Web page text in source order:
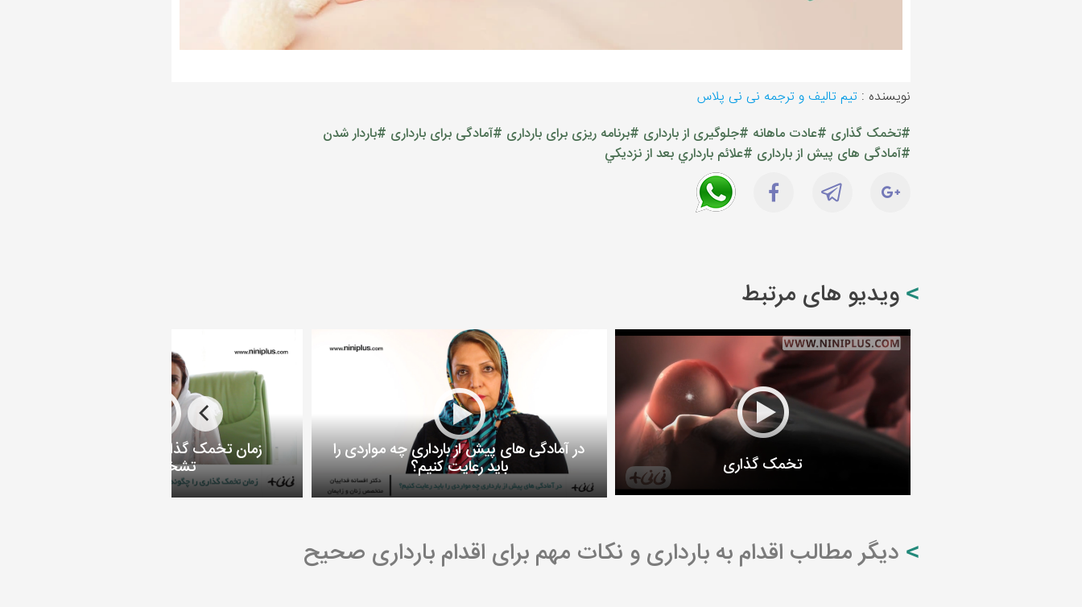
نویسنده : تیم تالیف و ترجمه نی نی پلاس
#تخمک گذاری #عادت ماهانه #جلوگیری از بارداری #برنامه ریزی برای بارداری #آمادگی برای بارداری #باردار شدن
#آمادگی های پیش از بارداری #علائم بارداري بعد از نزديكي
ویدیو های مرتبط
تخمک گذاری
در آمادگی های پیش از بارداری چه مواردی را
باید رعایت کنیم؟
زمان تخمک گذاری را چگونه می توان
تشخیص داد؟
دیگر مطالب اقدام به بارداری و نکات مهم برای اقدام بارداری صحیح